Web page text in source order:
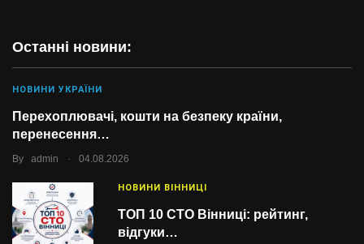
Останні новини:
НОВИНИ УКРАЇНИ
Перехоплювачі, кошти на безпеку країни,
перенесення…
By admin . 04.08.2026
НОВИНИ ВІННИЦІ
ТОП 10 СТО Вінниці: рейтинг,
відгуки…